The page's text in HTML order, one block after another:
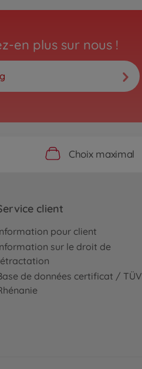
Benz SLS
le commerce
Quattro Touring
en plus sur nous !
Choix maximal
client
pour client
sur le droit de
de données certificat / TÜV